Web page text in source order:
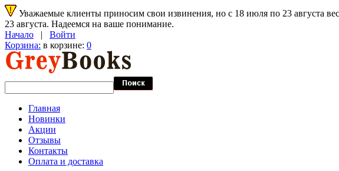
Уважаемые клиенты приносим свои извинения, но с 18 июля по 23 августа
23 августа. Надеемся на ваше понимание.
Начало | Войти
Корзина: в корзине: 0
Главная
Новинки
Акции
Отзывы
Контакты
Оплата и доставка